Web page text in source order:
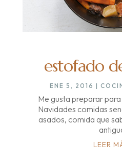
estofado
ENE 5, 2016 |
Me gusta preparar
Navidades comidas
asados, comida que
LEER